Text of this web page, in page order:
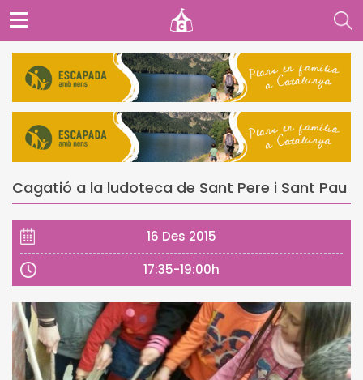
Cagatió a la ludoteca de Sant Pere i Sant Pau
16 Des 2015
17:35-19:00h